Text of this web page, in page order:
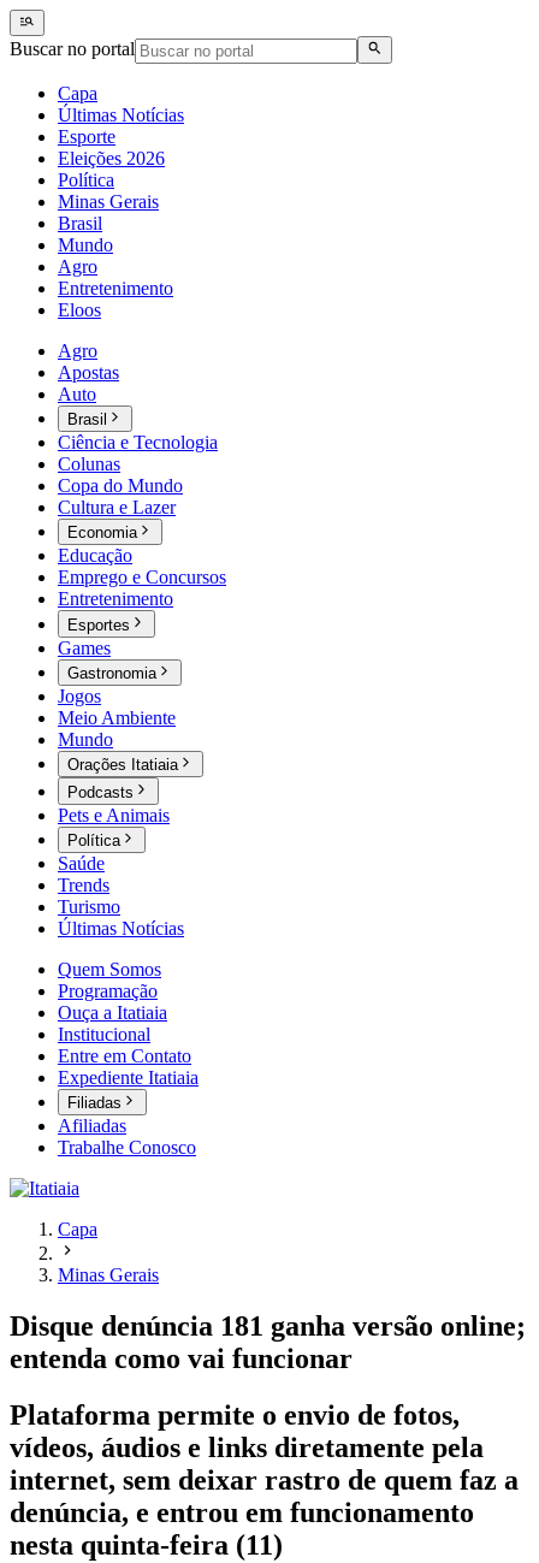
Buscar no portal
Capa
Últimas Notícias
Esporte
Eleições 2026
Política
Minas Gerais
Brasil
Mundo
Agro
Entretenimento
Eloos
Agro
Apostas
Auto
Brasil
Ciência e Tecnologia
Colunas
Copa do Mundo
Cultura e Lazer
Economia
Educação
Emprego e Concursos
Entretenimento
Esportes
Games
Gastronomia
Jogos
Meio Ambiente
Mundo
Orações Itatiaia
Podcasts
Pets e Animais
Política
Saúde
Trends
Turismo
Últimas Notícias
Quem Somos
Programação
Ouça a Itatiaia
Institucional
Entre em Contato
Expediente Itatiaia
Filiadas
Afiliadas
Trabalhe Conosco
Capa
Minas Gerais
Disque denúncia 181 ganha versão online;
entenda como vai funcionar
Plataforma permite o envio de fotos,
vídeos, áudios e links diretamente pela
internet, sem deixar rastro de quem faz a
denúncia, e entrou em funcionamento
nesta quinta-feira (11)